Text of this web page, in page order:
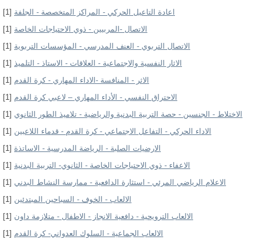
اعادة التاعيل الحركي - المراكز المتخصصة - الجلفة [1]
الاتصال -المربيين - ذوي الاحتياجات الخاصة [1]
الاتصال التربوي - العنف المدرسي - المؤسسات التربوية [1]
الاثار النفسية والاجتماعية - العلاقات - الاستاذ - التلميذ [1]
الاثر - المنافسة -الاداء المهاري - كرة القدم [1]
الاحتراق النفسي - الأداء المهاري – لاعبي كرة القدم [1]
الاختلاط - الجنسين - حصة التربية البدنية والرياضية - تلاميذ الطور الثانوي [1]
الاداء الحركي - التفاعل الاجتماعي - كرة القدم - قدماء اللاعبين [1]
الارضيات الصلبة - الرياضة المدرسية - الاساتذة [1]
الاعفاء - ذوي الاحتياجات الخاصة - الثانوي- التربية البدنية [1]
الاعلام الرياضي المرئي - استثارة الدافعية - ممارسة النشاط البدني [1]
الالعاب - الخوف - السباحين المبتدئين [1]
الالعاب الترويحية - دافعية الانجاز - الاطفال - متلازمة داون [1]
الالعاب الجماعية - السلوك العدواني- كرة القدم [1]